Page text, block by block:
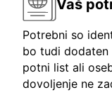
Vaš
Potrebni so
bo tudi
potni list ali
dovoljenje ne